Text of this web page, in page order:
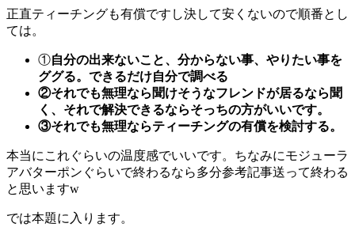
正直ティーチングも有償ですし決して安くないので順番とし
ては。
①自分の出来ないこと、分からない事、やりたい事を
ググる。できるだけ自分で調べる
②それでも無理なら聞けそうなフレンドが居るなら聞
く、それで解決できるならそっちの方がいいです。
③それでも無理ならティーチングの有償を検討する。
本当にこれぐらいの温度感でいいです。ちなみにモジューラ
アバターポンぐらいで終わるなら多分参考記事送って終わる
と思いますw
では本題に入ります。